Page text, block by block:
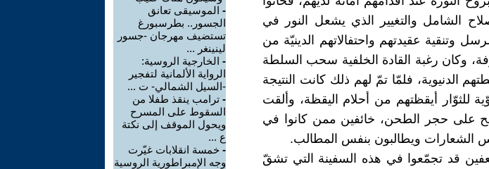
الشامل والتغيير الذي يشعل النور في
وتنقية عقيدتهم واحتفالاتهم الدينيّة من
وكان رغبة القادة الخلفية سحب السلطة
الدنيوية، فلمّا تمّ لهم ذلك كانت النتيجة
للثوّار أيقظتهم من أحلام اليقظة، وألقت
على حجر الطحن، خائفين ممن كانوا في
الشعارات ويطالبون بنفس المطالب.
قد تجمّعوا في هذه السفينة التي تشقّ
- الموسيقى تعانق
الجسور.. بطرسبورغ
تستضيف مهرجان -جسور
لينينغر ...
- الخارجية الروسية:
الرواية الألمانية لتفجير
-السيل الشمالي- ت ...
- ترامب ينقذ طفلا من
السقوط على المسرح
ويحول الموقف إلى نكتة
ع ...
- خمسة انقلابات غيّرت
وجه الإمبراطورية الروسية